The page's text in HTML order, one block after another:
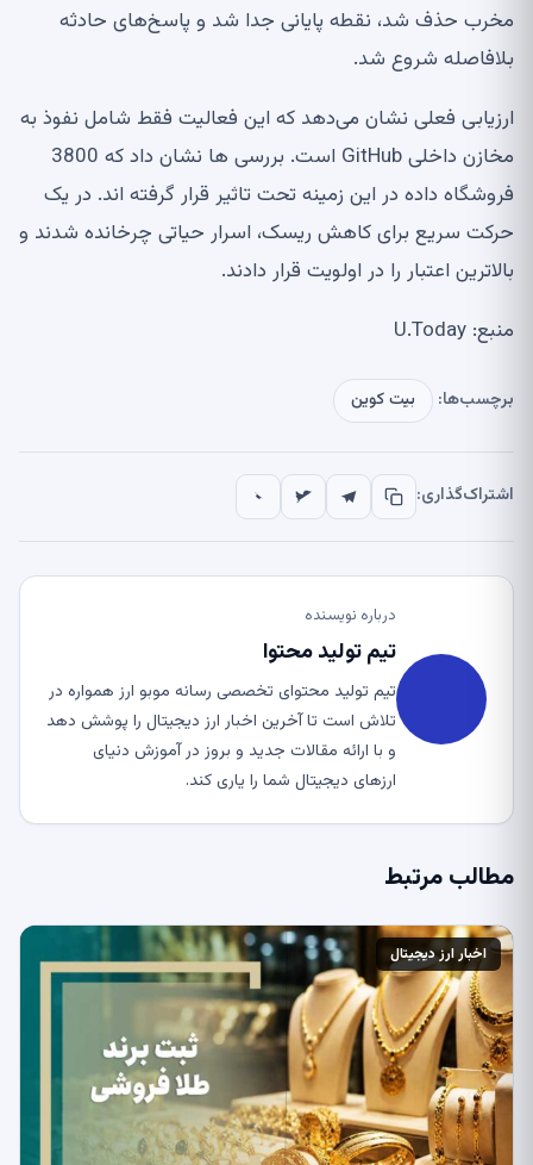
مخرب حذف شد، نقطه پایانی جدا شد و پاسخ‌های حادثه
بلافاصله شروع شد.
ارزیابی فعلی نشان می‌دهد که این فعالیت فقط شامل نفوذ به
مخازن داخلی GitHub است. بررسی ها نشان داد که 3800
فروشگاه داده در این زمینه تحت تاثیر قرار گرفته اند. در یک
حرکت سریع برای کاهش ریسک، اسرار حیاتی چرخانده شدند و
بالاترین اعتبار را در اولویت قرار دادند.
منبع: U.Today
برچسب‌ها: بیت کوین
اشتراک‌گذاری:
درباره نویسنده
تیم تولید محتوا
تیم تولید محتوای تخصصی رسانه موبو ارز همواره در
تلاش است تا آخرین اخبار ارز دیجیتال را پوشش دهد
و با ارائه مقالات جدید و بروز در آموزش دنیای
ارزهای دیجیتال شما را یاری کند.
مطالب مرتبط
اخبار ارز دیجیتال